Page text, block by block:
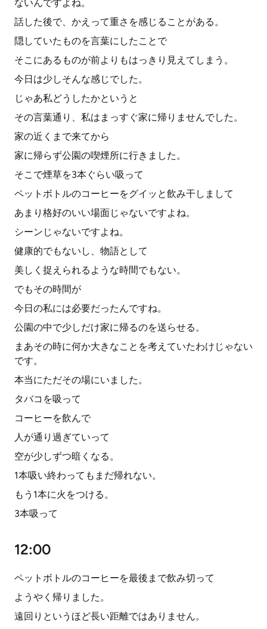
ないんですよね。
話した後で、かえって重さを感じることがある。
隠していたものを言葉にしたことで
そこにあるものが前よりもはっきり見えてしまう。
今日は少しそんな感じでした。
じゃあ私どうしたかというと
その言葉通り、私はまっすぐ家に帰りませんでした。
家の近くまで来てから
家に帰らず公園の喫煙所に行きました。
そこで煙草を3本ぐらい吸って
ペットボトルのコーヒーをグイッと飲み干しまして
あまり格好のいい場面じゃないですよね。
シーンじゃないですよね。
健康的でもないし、物語として
美しく捉えられるような時間でもない。
でもその時間が
今日の私には必要だったんですね。
公園の中で少しだけ家に帰るのを送らせる。
まあその時に何か大きなことを考えていたわけじゃない
です。
本当にただその場にいました。
タバコを吸って
コーヒーを飲んで
人が通り過ぎていって
空が少しずつ暗くなる。
1本吸い終わってもまだ帰れない。
もう1本に火をつける。
3本吸って
12:00
ペットボトルのコーヒーを最後まで飲み切って
ようやく帰りました。
遠回りというほど長い距離ではありません。